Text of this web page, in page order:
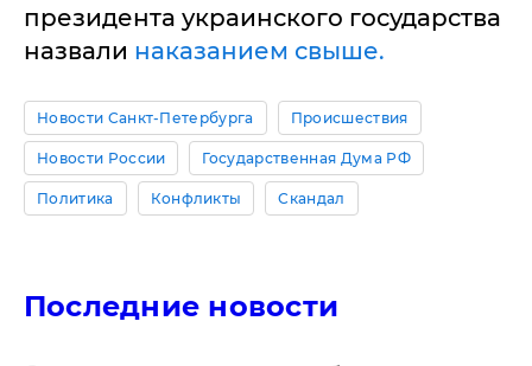
президента украинского государства
назвали наказанием свыше.
Новости Санкт-Петербурга Происшествия
Новости России Государственная Дума РФ
Политика Конфликты Скандал
Последние новости